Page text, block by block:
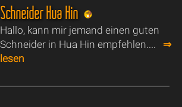
Schneider Hua Hin
Hallo, kann mir jemand einen guten
Schneider in Hua Hin empfehlen.... ⇒
lesen